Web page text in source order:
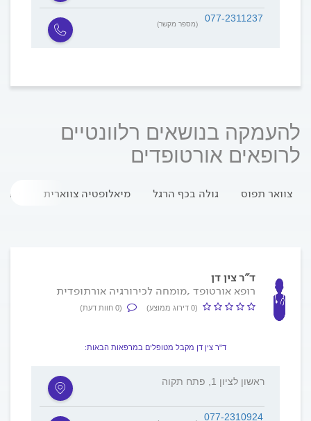
077-2311237
(מספר מקשר)
להעמקה בנושאים רלוונטיים
לרופאים אורטופדים
צוואר תפוס גולה בכף הרגל מיאלופטיה צווארית
ד"ר צין דן
רופא אורטופד ,מומחה לכירורגיה אורתופדית
(0 דירוג ממוצע) (0 חוות דעת)
ד"ר צין דן מקבל מטופלים במרפאות הבאות:
ראשון לציון 1, פתח תקוה
077-2310924